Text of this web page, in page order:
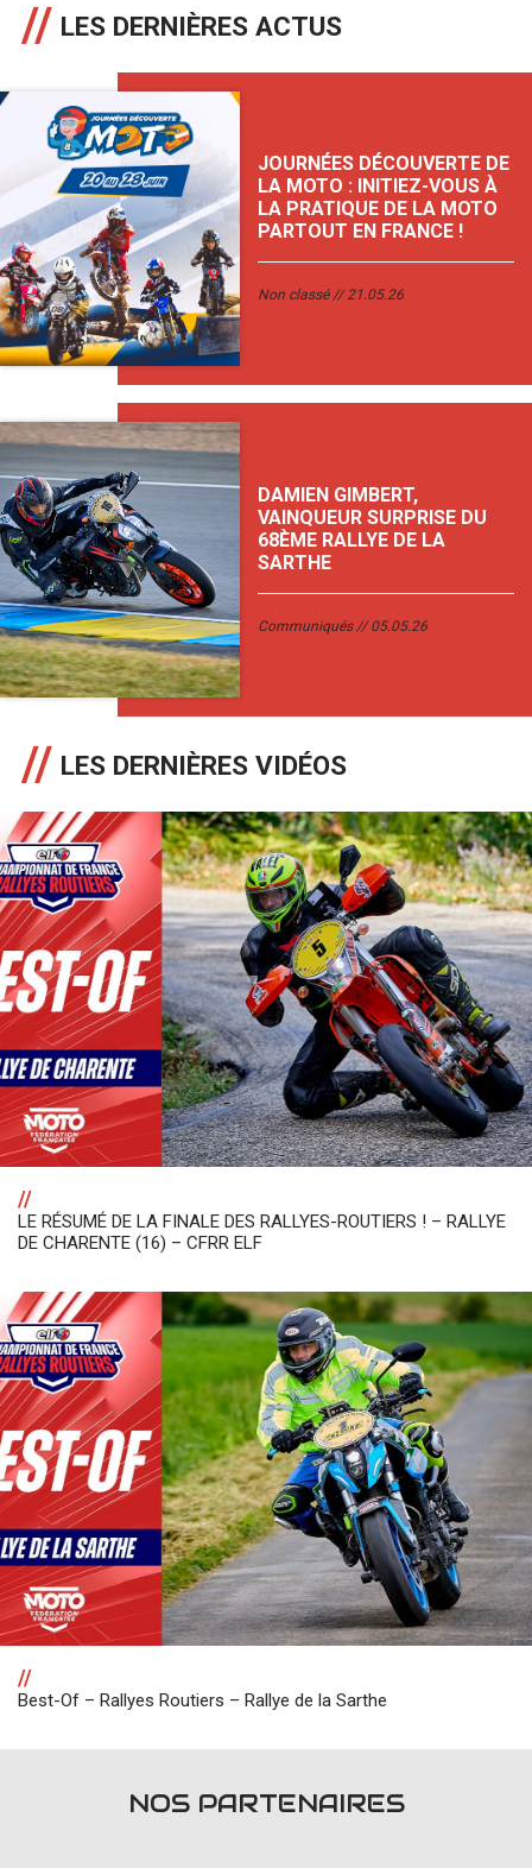
LES DERNIÈRES ACTUS
JOURNÉES DÉCOUVERTE DE
LA MOTO : INITIEZ-VOUS À
LA PRATIQUE DE LA MOTO
PARTOUT EN FRANCE !
Non classé 21.05.26
DAMIEN GIMBERT,
VAINQUEUR SURPRISE DU
68ÈME RALLYE DE LA
SARTHE
Communiqués 05.05.26
LES DERNIÈRES VIDÉOS
//
LE RÉSUMÉ DE LA FINALE DES RALLYES-ROUTIERS ! – RALLYE
DE CHARENTE (16) – CFRR ELF
//
Best-Of – Rallyes Routiers – Rallye de la Sarthe
NOS PARTENAIRES